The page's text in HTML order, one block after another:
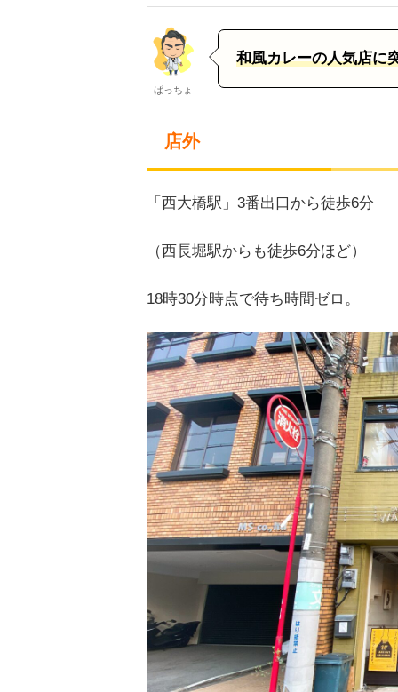
ぱっちょ
和風カレーの人気店に
店外
「西大橋駅」3番出口から徒歩6分
（西長堀駅からも徒歩6分ほど）
18時30分時点で待ち時間ゼロ。